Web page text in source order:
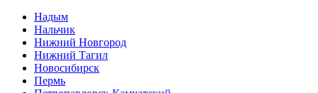
Надым
Нальчик
Нижний Новгород
Нижний Тагил
Новосибирск
Пермь